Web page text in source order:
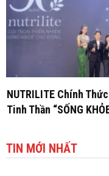
NUTRILITE Chính
Tinh Thần “SỐNG
TIN MỚI NHẤT